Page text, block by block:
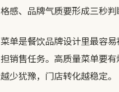
格感、品牌气质要形成三秒
菜单是餐饮品牌设计里最容
担销售任务。高质量菜单要
越少犹豫，门店转化越稳定。